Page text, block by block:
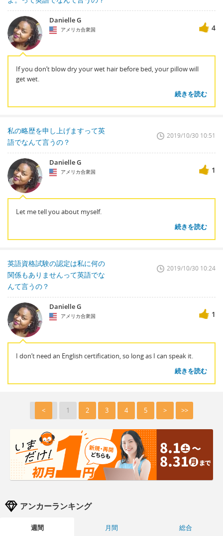
Danielle G
アメリカ合衆国 4
If you don’t blow dry your wet hair before bed, your pillow will
get wet.
続きを読む
私の略歴を申し上げますって英
語でなんて言うの？
2019/10/30 10:51
Danielle G
アメリカ合衆国 1
Let me tell you about myself.
続きを読む
英語資格試験の認定は私に何の
関係もありませんって英語でな
んて言うの？
2019/10/30 10:24
Danielle G
アメリカ合衆国 1
I don’t need an English certification, so long as I can speak it.
続きを読む
< 1 2 3 4 5 > >>
アンカーランキング
週間 月間
総合